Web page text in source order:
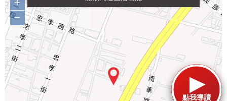
點我導讀
+
−